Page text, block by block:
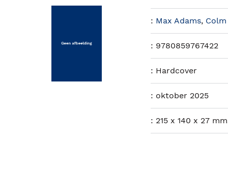
: Max Adams,
: 9780859767422
: Hardcover
: oktober 2025
: 215 x 140 x 27